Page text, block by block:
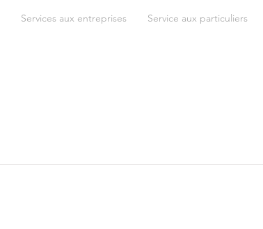
Services aux entreprises Service aux particuliers